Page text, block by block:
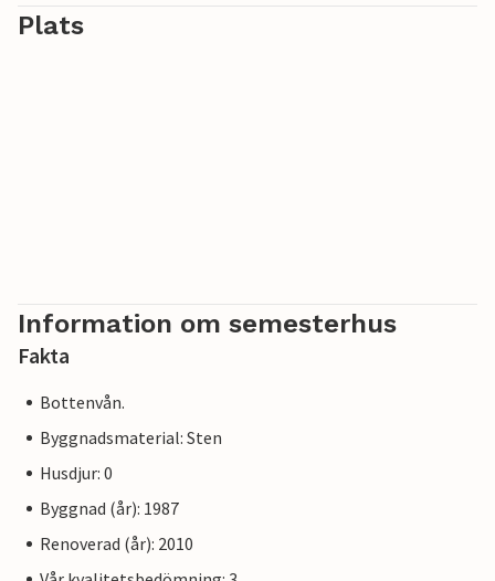
Plats
Information om semesterhus
Fakta
Bottenvån.
Byggnadsmaterial: Sten
Husdjur: 0
Byggnad (år): 1987
Renoverad (år): 2010